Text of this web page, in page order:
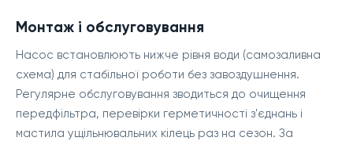
Монтаж і обслуговування
Насос встановлюють нижче рівня води (самозаливна
схема) для стабільної роботи без завоздушнення.
Регулярне обслуговування зводиться до очищення
передфільтра, перевірки герметичності з'єднань і
мастила ущільнювальних кілець раз на сезон. За